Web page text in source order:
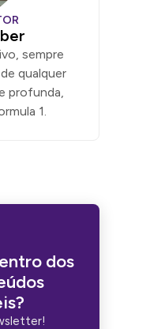
sempre
qualquer
profunda,
1.
dos